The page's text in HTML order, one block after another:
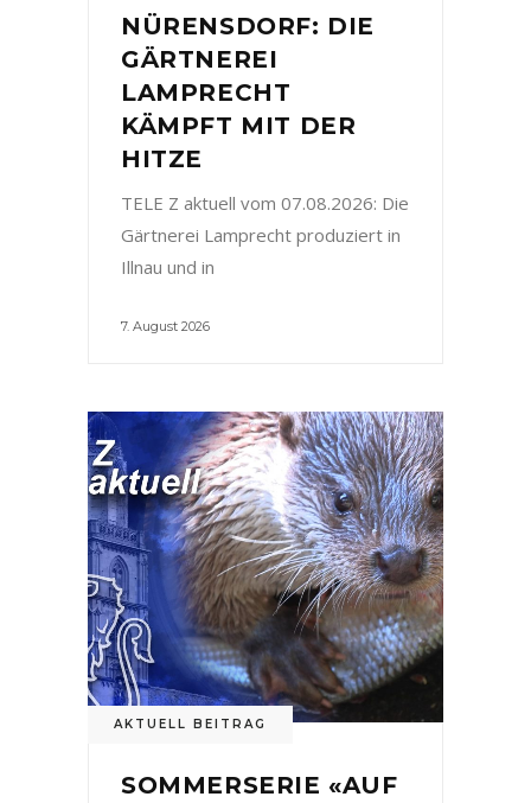
NÜRENSDORF: DIE
GÄRTNEREI
LAMPRECHT
KÄMPFT MIT DER
HITZE
TELE Z aktuell vom 07.08.2026: Die
Gärtnerei Lamprecht produziert in
Illnau und in
7. August 2026
AKTUELL BEITRAG
SOMMERSERIE «AUF